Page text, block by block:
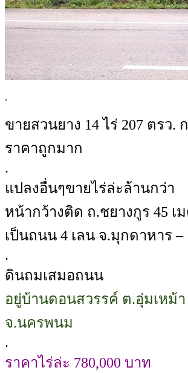
.
ขายสวนยาง 14 ไร่ 207 ตรว.
ราคาถูกมาก
.
แปลงอื่นๆขายไร่ล่ะล้านกว่า
หน้ากว้างติด ถ.ชยางกูร 45 เ
เป็นถนน 4 เลน จ.มุกดาหาร
.
ดินถมเสมอถนน
อยู่บ้านดอนสวรรค์ ต.อุ่มเหม้
จ.นครพนม
.
ราคาไร่ล่ะ 780,000 บาท